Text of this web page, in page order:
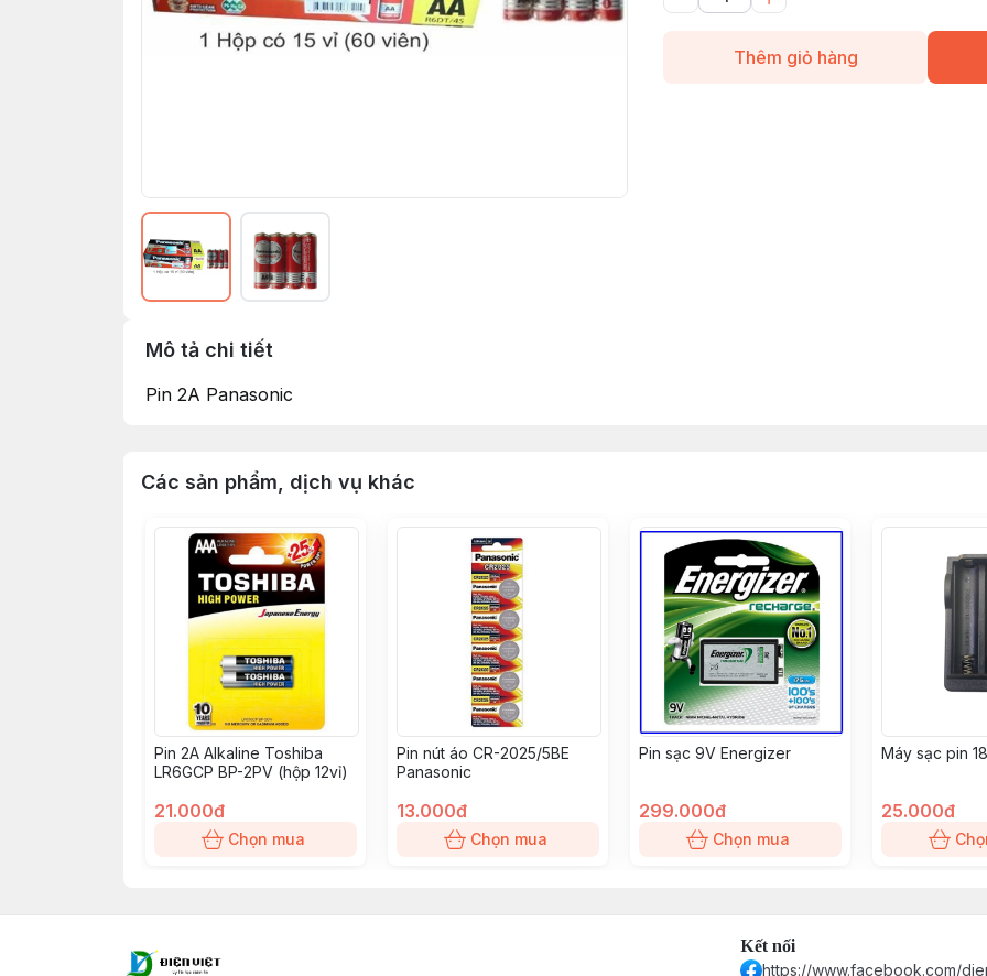
Thêm giỏ hàng
Mô tả chi tiết
Pin 2A Panasonic
Các sản phẩm, dịch vụ khác
Pin 2A Alkaline Toshiba
LR6GCP BP-2PV (hộp 12vỉ)
21.000đ
Chọn mua
Pin nút áo CR-2025/5BE
Panasonic
13.000đ
Chọn mua
Pin sạc 9V Energizer
299.000đ
Chọn mua
Máy sạc pin
25.000đ
Kết nối
https://www.facebook.com/